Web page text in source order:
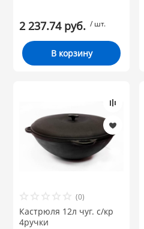
2 237.74 руб. / шт.
В корзину
(0)
Кастрюля 12л чуг. с/кр
4ручки